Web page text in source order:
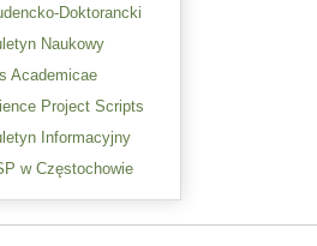
Doktorancki
Naukowy
Academicae
Project Scripts
Informacyjny
w Częstochowie